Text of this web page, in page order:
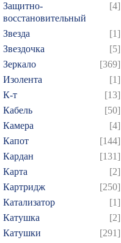
Защитно-
восстановительный
[4]
Звезда
[1]
Звездочка
[5]
Зеркало
[369]
Изолента
[1]
К-т
[13]
Кабель
[50]
Камера
[4]
Капот
[144]
Кардан
[131]
Карта
[2]
Картридж
[250]
Катализатор
[1]
Катушка
[2]
Катушки
[291]